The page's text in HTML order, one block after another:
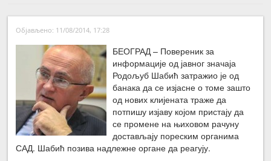
←Претходна вест
Следећа вест →
Објављено: 11/08/2014, 17:28
БЕОГРАД – Повереник за
информације од јавног значаја
Родољуб Шабић затражио је од
банака да се изјасне о томе зашто
од нових клијената траже да
потпишу изјаву којом пристају да
се промене на њиховом рачуну
достављају пореским органима
САД. Шабић позива надлежне органе да реагују.